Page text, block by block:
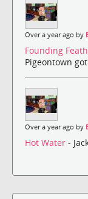
Over a year ago by
Founding
Pigeontown
Over a year ago by
Hot Water -